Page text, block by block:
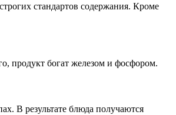
стандартов содержания. Кроме
продукт богат железом и фосфором.
В результате блюда получаются